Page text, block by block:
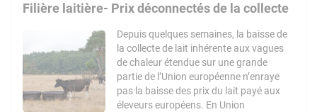
Filière laitière- Prix déconnectés de la collecte
Depuis quelques semaines, la baisse de
la collecte de lait inhérente aux vagues
de chaleur étendue sur une grande
partie de l’Union européenne n’enraye
pas la baisse des prix du lait payé aux
éleveurs européens. En Union